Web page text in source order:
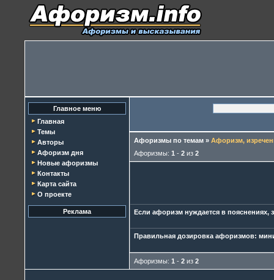
Главное меню
Главная
Темы
Авторы
Афоризм дня
Новые афоризмы
Контакты
Карта сайта
О проекте
Реклама
Афоризмы по темам » Афоризм,
Афоризмы: 1 - 2 из 2
Если афоризм нуждается в пояснениях,
Правильная дозировка афоризмов:
Афоризмы: 1 - 2 из 2